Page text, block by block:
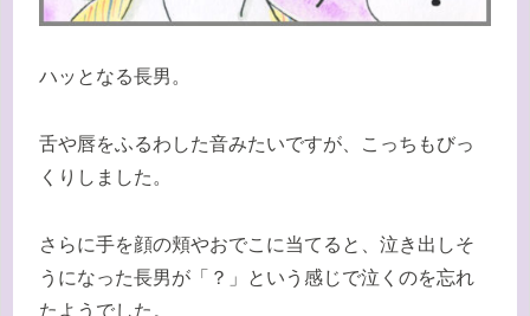
ハッとなる長男。
舌や唇をふるわした音みたいですが、こっちもびっ
くりしました。
さらに手を顔の頬やおでこに当てると、泣き出しそ
うになった長男が「？」という感じで泣くのを忘れ
たようでした。